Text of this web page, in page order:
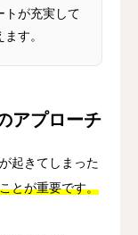
トが充実して
す。
アプローチ
起きてしまった
とが重要です。